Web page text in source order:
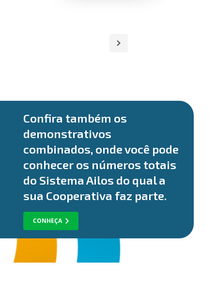
Confira também os
demonstrativos
combinados, onde você pode
conhecer os números totais
do Sistema Ailos do qual a
sua Cooperativa faz parte.
CONHEÇA